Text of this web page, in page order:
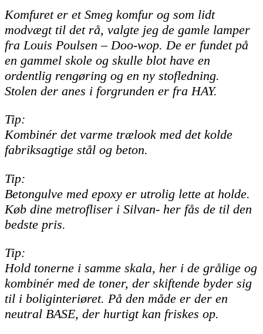
Komfuret er et Smeg komfur og som lidt
modvægt til det rå, valgte jeg de gamle lamper
fra Louis Poulsen – Doo-wop. De er fundet på
en gammel skole og skulle blot have en
ordentlig rengøring og en ny stofledning.
Stolen der anes i forgrunden er fra HAY.
Tip:
Kombinér det varme trælook med det kolde
fabriksagtige stål og beton.
Tip:
Betongulve med epoxy er utrolig lette at holde.
Køb dine metrofliser i Silvan- her fås de til den
bedste pris.
Tip:
Hold tonerne i samme skala, her i de grålige og
kombinér med de toner, der skiftende byder sig
til i boliginteriøret. På den måde er der en
neutral BASE, der hurtigt kan friskes op.